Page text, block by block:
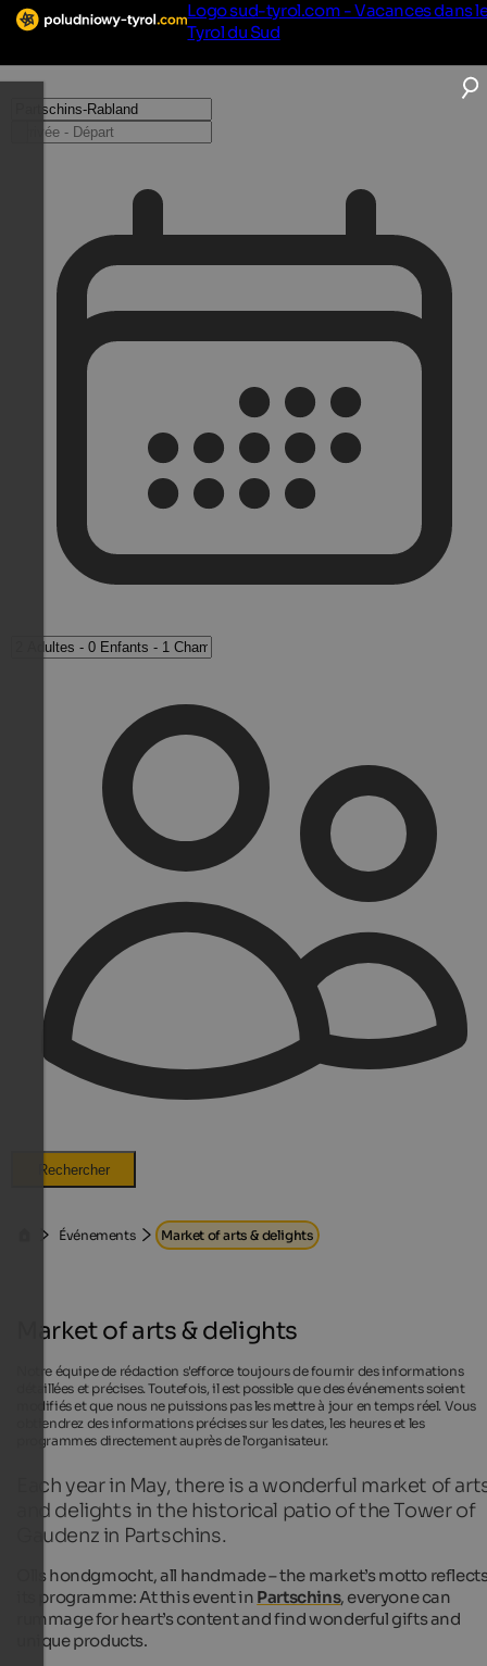
Logo sud-tyrol.com - Vacances dans
Tyrol du Sud
Rechercher
Événements Market of arts & delights
Market of arts & delights
Notre équipe de rédaction s'efforce toujours de fournir des informations
détaillées et précises. Toutefois, il est possible que des événements soient
modifiés et que nous ne puissions pas les mettre à jour en temps réel. Vous
obtiendrez des informations précises sur les dates, les heures et les
programmes directement auprès de l'organisateur.
Each year in May, there is a wonderful market of
and delights in the historical patio of the Tower of
Gaudenz in Partschins.
Olls hondgmocht, all handmade– the market’s motto
its programme: At this event in Partschins, everyone can
rummage for heart’s content and find wonderful gifts and
unique products.